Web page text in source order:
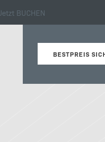
BUCHEN
über das
BESTPREIS